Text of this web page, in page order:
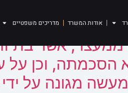
אודות המשרד מדריכים משפטיים
אשר בת
וכן על
מגונה על